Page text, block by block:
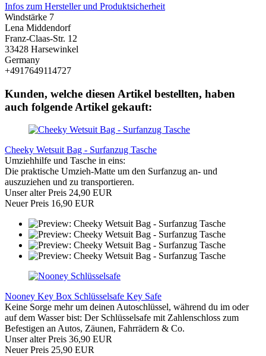
Infos zum Hersteller und Produktsicherheit
Windstärke 7
Lena Middendorf
Franz-Claas-Str. 12
33428 Harsewinkel
Germany
+4917649114727
Kunden, welche diesen Artikel bestellten, haben
auch folgende Artikel gekauft:
Cheeky Wetsuit Bag - Surfanzug Tasche
Umziehhilfe und Tasche in eins:
Die praktische Umzieh-Matte um den Surfanzug an- und
auszuziehen und zu transportieren.
Unser alter Preis 24,90 EUR
Neuer Preis 16,90 EUR
Nooney Key Box Schlüsselsafe Key Safe
Keine Sorge mehr um deinen Autoschlüssel, während du im oder
auf dem Wasser bist: Der Schlüsselsafe mit Zahlenschloss zum
Befestigen an Autos, Zäunen, Fahrrädern & Co.
Unser alter Preis 36,90 EUR
Neuer Preis 25,90 EUR